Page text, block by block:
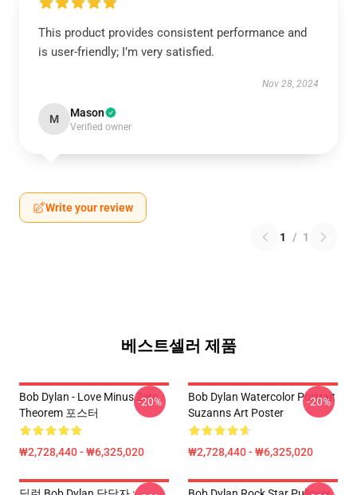
This product provides consistent performance and
is user-friendly; I’m very satisfied.
Nov 28, 2024
M Mason
Verified owner
Write your review
1 / 1
베스트셀러 제품
Bob Dylan - Love Minus Zero
Theorem 포스터
₩2,728,440 - ₩6,325,020
-20%
Bob Dylan Watercolor Portrait
Suzanns Art Poster
₩2,728,440 - ₩6,325,020
-20%